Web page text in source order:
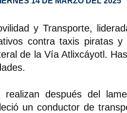
y Transporte,
contra taxis piratas y
de la Vía Atlixcáyotl.
realizan después del
un conductor de